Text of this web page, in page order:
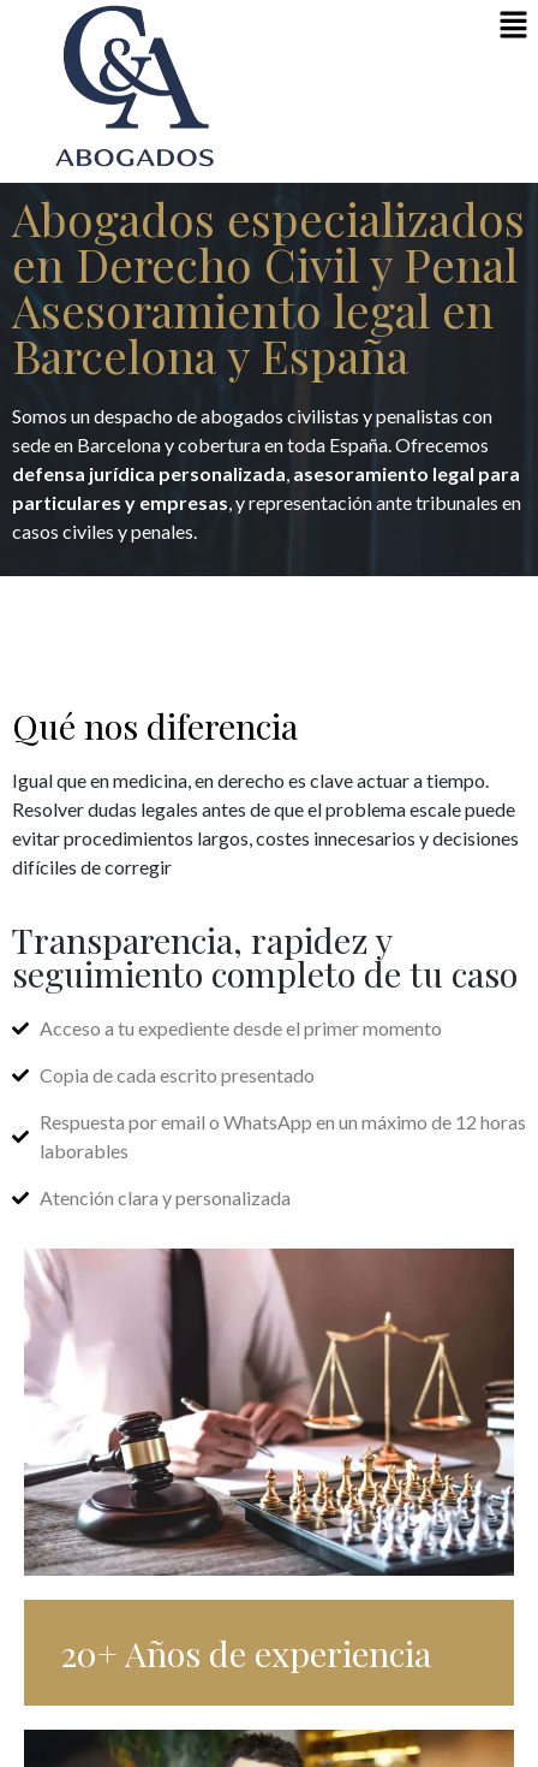
Abogados especializados
en Derecho Civil y Penal
Asesoramiento legal en
Barcelona y España
Somos un despacho de abogados civilistas y penalistas con
sede en Barcelona y cobertura en toda España. Ofrecemos
defensa jurídica personalizada, asesoramiento legal para
particulares y empresas, y representación ante tribunales en
casos civiles y penales.
Qué nos diferencia
Igual que en medicina, en derecho es clave actuar a tiempo.
Resolver dudas legales antes de que el problema escale puede
evitar procedimientos largos, costes innecesarios y decisiones
difíciles de corregir
Transparencia, rapidez y
seguimiento completo de tu caso
Acceso a tu expediente desde el primer momento
Copia de cada escrito presentado
Respuesta por email o WhatsApp en un máximo de 12 horas
laborables
Atención clara y personalizada
20+ Años de experiencia